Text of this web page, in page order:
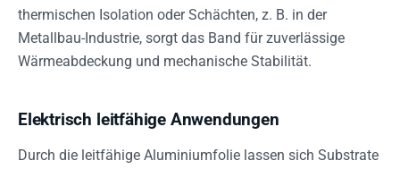
thermischen Isolation oder Schächten, z. B. in der
Metallbau-Industrie, sorgt das Band für zuverlässige
Wärmeabdeckung und mechanische Stabilität.
Elektrisch leitfähige Anwendungen
Durch die leitfähige Aluminiumfolie lassen sich Substrate